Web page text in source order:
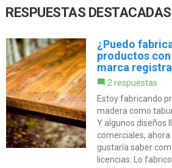
RESPUESTAS DESTACADAS
¿Puedo
productos
marca
2 respuestas
Estoy fabricando
madera como
Y algunos diseños
comerciales,
gustaría saber
licencias. Lo